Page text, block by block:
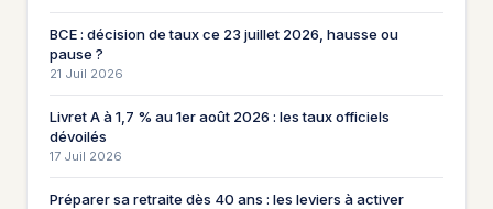
BCE : décision de taux ce 23 juillet 2026, hausse ou
pause ?
21 Juil 2026
Livret A à 1,7 % au 1er août 2026 : les taux officiels
dévoilés
17 Juil 2026
Préparer sa retraite dès 40 ans : les leviers à activer